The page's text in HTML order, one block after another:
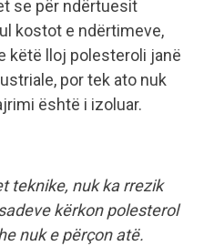
se për ndërtuesit
kostot e ndërtimeve,
këtë lloj polesteroli janë
por tek ato nuk
është i izoluar.
teknike, nuk ka rrezik
kërkon polesterol
nuk e përçon atë.